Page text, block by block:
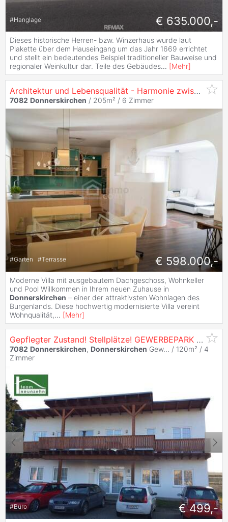
#Hanglage € 635.000,-
Dieses historische Herren- bzw. Winzerhaus wurde laut
Plakette über dem Hauseingang um das Jahr 1669 errichtet
und stellt ein bedeutendes Beispiel traditioneller Bauweise und
regionaler Weinkultur dar. Teile des Gebäudes... [Mehr]
Architektur und Lebensqualität - Harmonie zwischen Leithagebirge und Neusiedler See
7082 Donnerskirchen / 205m² / 6 Zimmer
#Garten #Terrasse € 598.000,-
Moderne Villa mit ausgebautem Dachgeschoss, Wohnkeller
und Pool Willkommen in Ihrem neuen Zuhause in
Donnerskirchen – einer der attraktivsten Wohnlagen des
Burgenlands. Diese hochwertig modernisierte Villa vereint
Wohnqualität,... [Mehr]
Gepflegter Zustand! Stellplätze! GEWERBEPARK
7082 Donnerskirchen, Donnerskirchen Gew... / 120m² / 4
Zimmer
#Büro € 499,-